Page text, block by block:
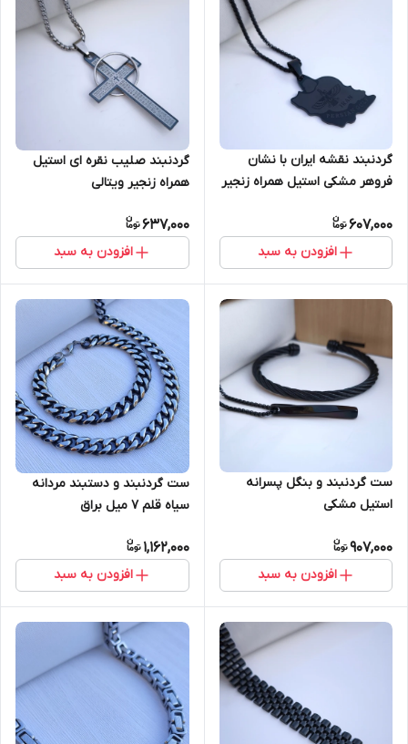
گردنبند نقشه ایران با نشان
فروهر مشکی استیل همراه زنجیر
607,000
افزودن به سبد
گردنبند صلیب نقره ای استیل
همراه زنجیر ویتالی
637,000
افزودن به سبد
ست گردنبند و بنگل پسرانه
استیل مشکی
907,000
افزودن به سبد
ست گردنبند و دستبند مردانه
سیاه قلم ۷ میل براق
1,162,000
افزودن به سبد